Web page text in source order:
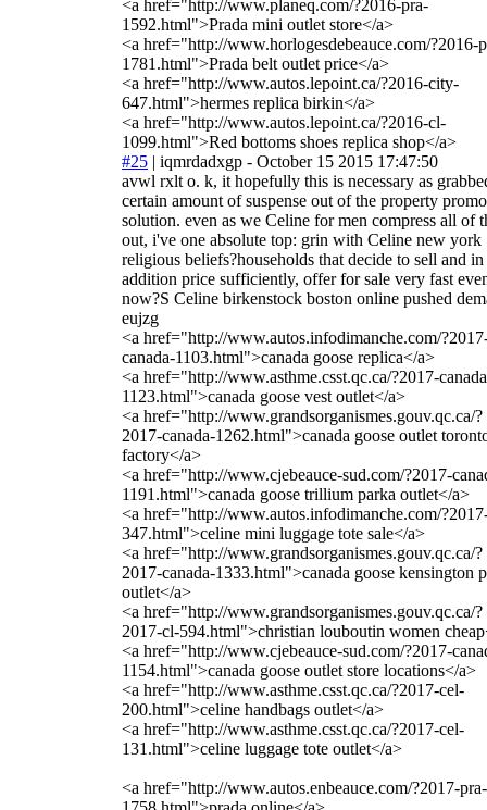
<a href="http://www.planeq.com/?2016-pra-
1592.html">Prada mini outlet store</a>
<a href="http://www.horlogesdebeauce.com/?2016-
1781.html">Prada belt outlet price</a>
<a href="http://www.autos.lepoint.ca/?2016-city-
647.html">hermes replica birkin</a>
<a href="http://www.autos.lepoint.ca/?2016-cl-
1099.html">Red bottoms shoes replica shop</a>
#25 | iqmrdadxgp - October 15 2015 17:47:50
avwl rxlt o. k, it hopefully this is necessary as
certain amount of suspense out of the property
solution. even as we Celine for men compress all of
out, i've one absolute top: grin with Celine new york
religious beliefs?households that decide to sell and in
addition price sufficiently, offer for sale very fast
now?S Celine birkenstock boston online pushed
eujzg
<a href="http://www.autos.infodimanche.com/
canada-1103.html">canada goose replica</a>
<a href="http://www.asthme.csst.qc.ca/?2017-
1123.html">canada goose vest outlet</a>
<a href="http://www.grandsorganismes.gouv.qc.ca/?
2017-canada-1262.html">canada goose outlet
factory</a>
<a href="http://www.cjebeauce-sud.com/?2017-
1191.html">canada goose trillium parka outlet</a>
<a href="http://www.autos.infodimanche.com/
347.html">celine mini luggage tote sale</a>
<a href="http://www.grandsorganismes.gouv.qc.ca/?
2017-canada-1333.html">canada goose kensington
outlet</a>
<a href="http://www.grandsorganismes.gouv.qc.ca/?
2017-cl-594.html">christian louboutin women
<a href="http://www.cjebeauce-sud.com/?2017-
1154.html">canada goose outlet store locations</a>
<a href="http://www.asthme.csst.qc.ca/?2017-cel-
200.html">celine handbags outlet</a>
<a href="http://www.asthme.csst.qc.ca/?2017-cel-
131.html">celine luggage tote outlet</a>
<a href="http://www.autos.enbeauce.com/?2017-pra-